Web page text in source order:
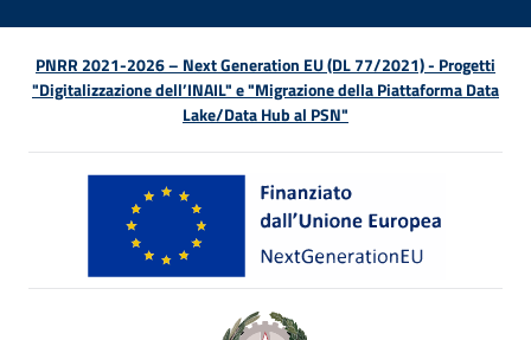
PNRR 2021-2026 – Next Generation EU (DL 77/2021) - Progetti
"Digitalizzazione dell’INAIL" e "Migrazione della Piattaforma Data
Lake/Data Hub al PSN"